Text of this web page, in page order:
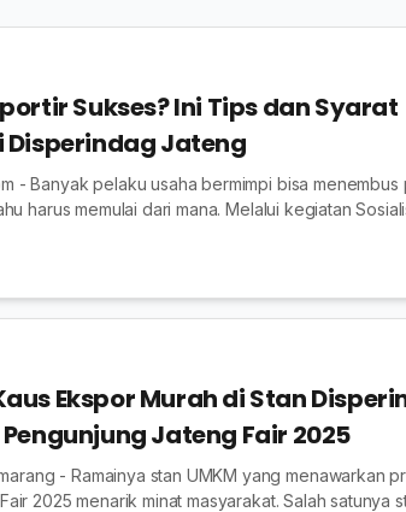
Sukses? Ini Tips dan Syarat
Disperindag Jateng
- Banyak pelaku usaha bermimpi bisa menembus
harus memulai dari mana. Melalui kegiatan
Ekspor Murah di Stan
Jateng Fair 2025
- Ramainya stan UMKM yang menawarkan
2025 menarik minat masyarakat. Salah satunya